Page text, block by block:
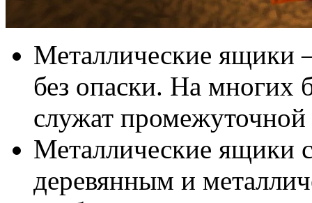
Металлические ящики
без опаски. На многих
служат промежуточной
Металлические ящики
деревянным и